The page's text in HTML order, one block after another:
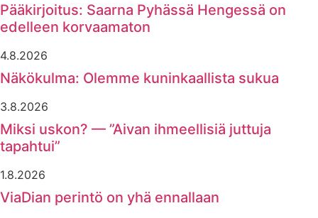
Pääkirjoitus: Saarna Pyhässä Hengessä on
edelleen korvaamaton
4.8.2026
Näkökulma: Olemme kuninkaallista sukua
3.8.2026
Miksi uskon? — ”Aivan ihmeellisiä juttuja
tapahtui”
1.8.2026
ViaDian perintö on yhä ennallaan